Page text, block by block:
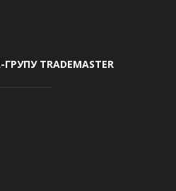
TRADEMASTER